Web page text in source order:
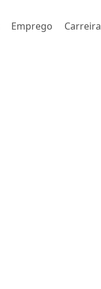
Emprego Carreira